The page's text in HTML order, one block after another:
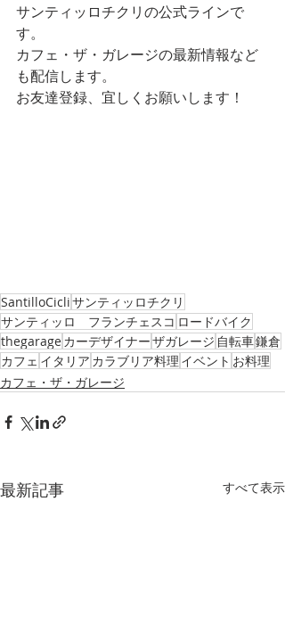
サンティッロチクリの公式ラインで
す。
カフェ・ザ・ガレージの最新情報など
も配信します。
お友達登録、宜しくお願いします！
SantilloCicliサンティッロチクリ
サンティッロ フランチェスコ ロードバイク
thegarageカーデザイナーザガレージ 自転車鎌倉
カフェ イタリア カラブリア料理 イベント お料理
カフェ・ザ・ガレージ
最新記事 すべて表示